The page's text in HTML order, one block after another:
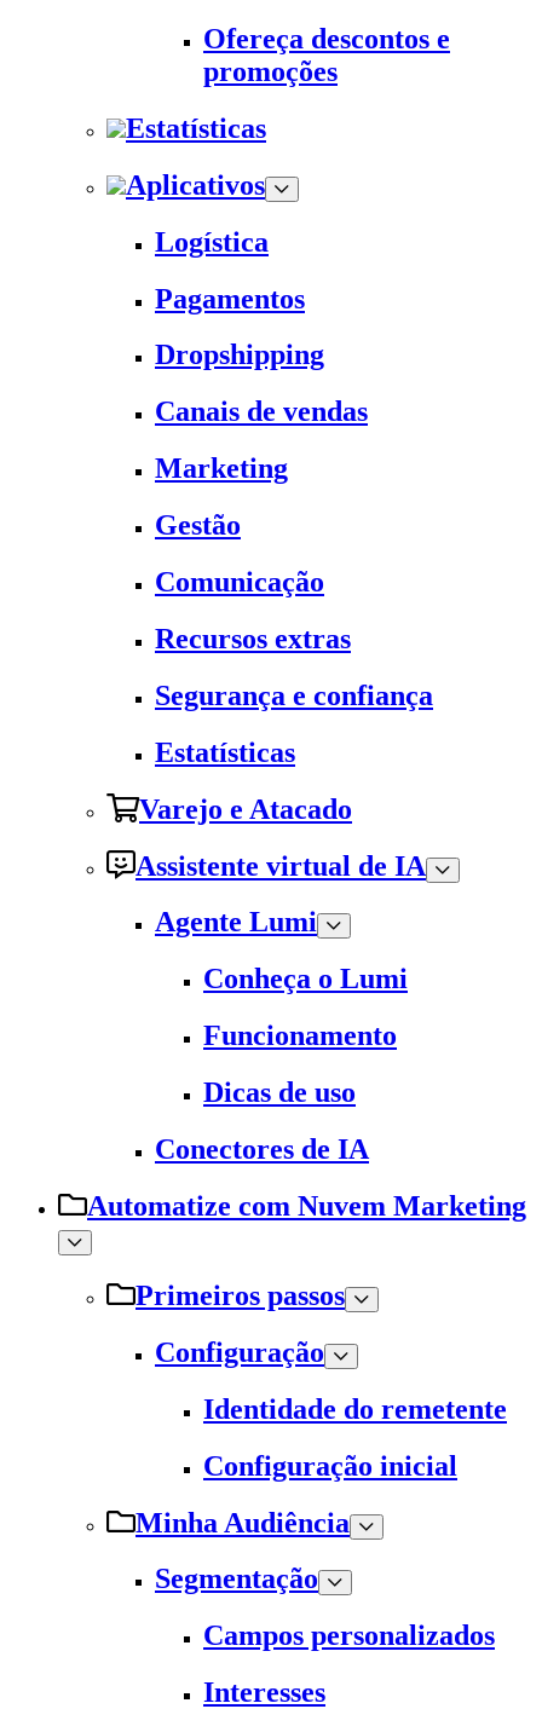
Ofereça descontos e
promoções
Estatísticas
Aplicativos
Logística
Pagamentos
Dropshipping
Canais de vendas
Marketing
Gestão
Comunicação
Recursos extras
Segurança e confiança
Estatísticas
Varejo e Atacado
Assistente virtual de IA
Agente Lumi
Conheça o Lumi
Funcionamento
Dicas de uso
Conectores de IA
Automatize com Nuvem Marketing
Primeiros passos
Configuração
Identidade do remetente
Configuração inicial
Minha Audiência
Segmentação
Campos personalizados
Interesses